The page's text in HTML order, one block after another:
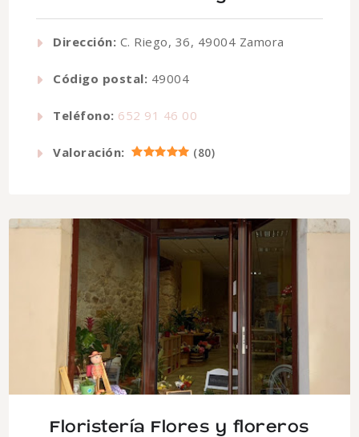
Dirección: C. Riego, 36, 49004 Zamora
Código postal: 49004
Teléfono: 652 91 46 00
Valoración: (80)
Floristería Flores y floreros